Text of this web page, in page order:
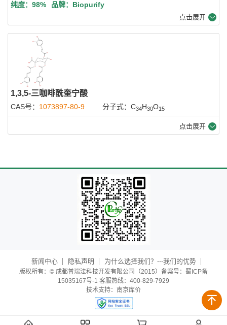
纯度：98% 品牌：Biopurify
点击展开
1,3,5-三咖啡酰奎宁酸
CAS号： 1073897-80-9 分子式：C34H30O15
点击展开
新闻中心 隐私声明 为什么选择我们？---我们的优势
版权所有：© 成都普瑞法科技开发有限公司（2015）备案号：蜀ICP备
15035167号-1 客服热线：400-829-7929
技术支持： 南京库价